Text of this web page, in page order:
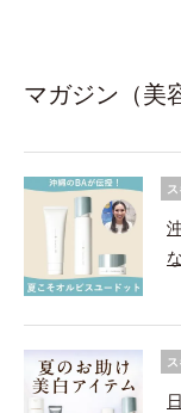
マガジン（美